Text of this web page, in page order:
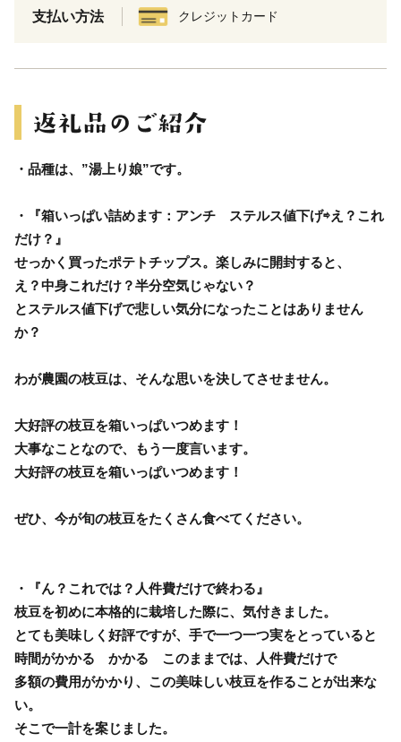
支払い方法 クレジットカード
・品種は、”湯上り娘”です。
・『箱いっぱい詰めます：アンチ ステルス値下げ⇨え？これ
だけ？』
せっかく買ったポテトチップス。楽しみに開封すると、
え？中身これだけ？半分空気じゃない？
とステルス値下げで悲しい気分になったことはありません
か？
わが農園の枝豆は、そんな思いを決してさせません。
大好評の枝豆を箱いっぱいつめます！
大事なことなので、もう一度言います。
大好評の枝豆を箱いっぱいつめます！
ぜひ、今が旬の枝豆をたくさん食べてください。
・『ん？これでは？人件費だけで終わる』
枝豆を初めに本格的に栽培した際に、気付きました。
とても美味しく好評ですが、手で一つ一つ実をとっていると
時間がかかる かかる このままでは、人件費だけで
多額の費用がかかり、この美味しい枝豆を作ることが出来な
い。
そこで一計を案じました。